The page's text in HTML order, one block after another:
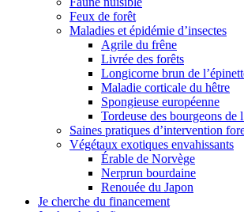
Feux de forêt
Maladies et épidémie d’insectes
Agrile du frêne
Livrée des forêts
Longicorne brun de
Maladie corticale du hêtre
Spongieuse européenne
Tordeuse des bourgeons de
Saines pratiques d’intervention
Végétaux exotiques envahissants
Érable de Norvège
Nerprun bourdaine
Renouée du Japon
Je cherche du financement